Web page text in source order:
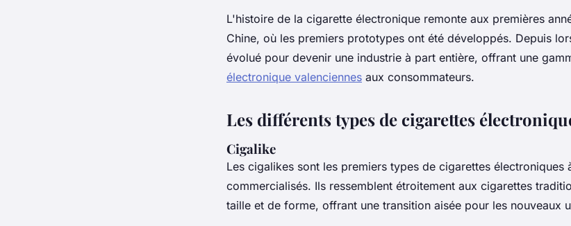
L'histoire de la cigarette électronique remonte aux premières
Chine, où les premiers prototypes ont été développés. Depuis
évolué pour devenir une industrie à part entière, offrant une
électronique valenciennes aux consommateurs.
Les différents types de cigarettes
Cigalike
Les cigalikes sont les premiers types de cigarettes électroniques
commercialisés. Ils ressemblent étroitement aux cigarettes
taille et de forme, offrant une transition aisée pour les nouveaux